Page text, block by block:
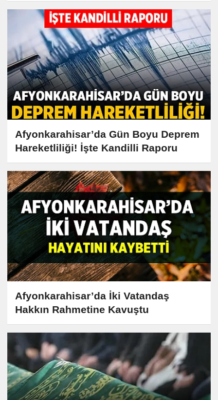
Afyonkarahisar’da Gün Boyu Deprem
Hareketliliği! İşte Kandilli Raporu
Afyonkarahisar’da İki Vatandaş
Hakkın Rahmetine Kavuştu